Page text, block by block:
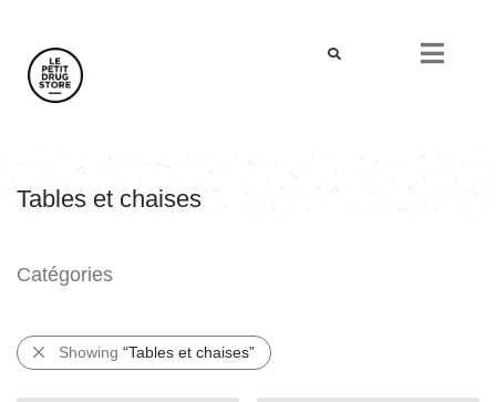
Tables et chaises
Catégories
Showing “Tables et chaises”